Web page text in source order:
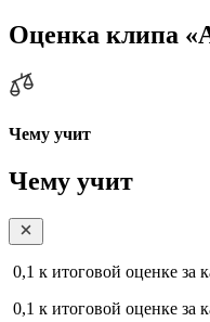
Оценка клипа
Чему учит
Чему учит
0,1 к итоговой оценке за
0,1 к итоговой оценке за